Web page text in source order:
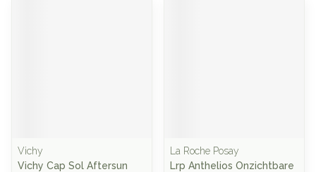
Vichy
Vichy Cap Sol Aftersun
La Roche Posay
Lrp Anthelios Onzichtbare